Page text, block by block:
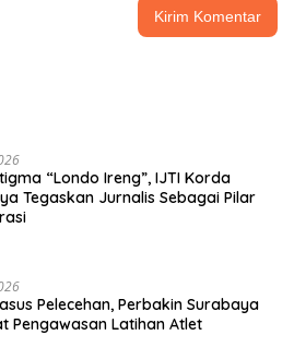
“Londo Ireng”, IJTI Korda
Tegaskan Jurnalis Sebagai Pilar
Pelecehan, Perbakin Surabaya
Pengawasan Latihan Atlet